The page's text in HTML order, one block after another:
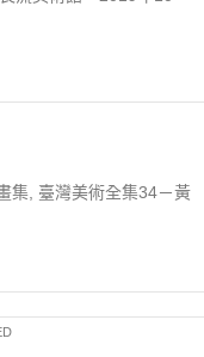
集 臺灣美術全集34－黃